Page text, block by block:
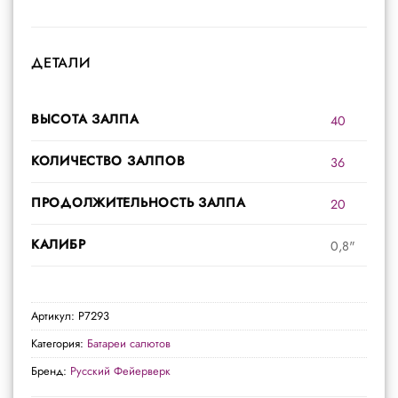
ДЕТАЛИ
ВЫСОТА ЗАЛПА 40
КОЛИЧЕСТВО ЗАЛПОВ 36
ПРОДОЛЖИТЕЛЬНОСТЬ ЗАЛПА 20
КАЛИБР 0,8"
Артикул: Р7293
Категория: Батареи салютов
Бренд: Русский Фейерверк